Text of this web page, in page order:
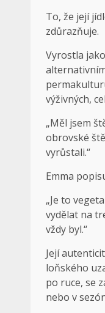
To, že její
zdůrazňuje.
Vyrostla
výživných,
„Měl jsem
obrovské
vyrůstali.“
Emma
„Je to
vydělat na
vždy byl.“
Její
loňského
po ruce, se
nebo v